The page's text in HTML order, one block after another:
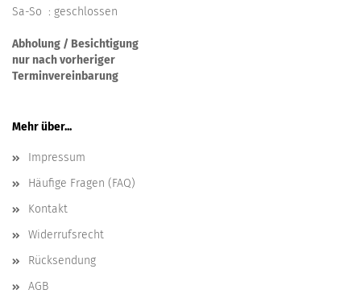
Sa-So : geschlossen
Abholung / Besichtigung
nur nach vorheriger
Terminvereinbarung
Mehr über...
Impressum
Häufige Fragen (FAQ)
Kontakt
Widerrufsrecht
Rücksendung
AGB